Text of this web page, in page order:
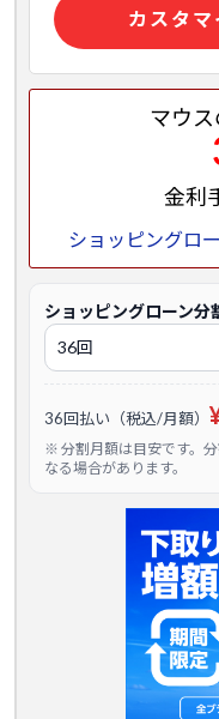
カスタ
マウ
金利
ショッピングロ
ショッピングローン分
36回払い（税込/月額）
※ 分割月額は目安です。
なる場合があります。